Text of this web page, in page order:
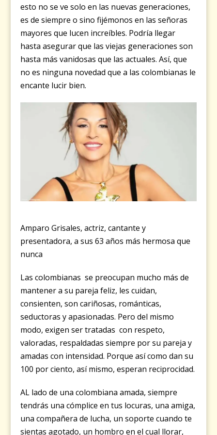
esto no se ve solo en las nuevas generaciones,
es de siempre o sino fijémonos en las señoras
mayores que lucen increíbles. Podría llegar
hasta asegurar que las viejas generaciones son
hasta más vanidosas que las actuales. Así, que
no es ninguna novedad que a las colombianas le
encante lucir bien.
Amparo Grisales, actriz, cantante y
presentadora, a sus 63 años más hermosa que
nunca
Las colombianas se preocupan mucho más de
mantener a su pareja feliz, les cuidan,
consienten, son cariñosas, románticas,
seductoras y apasionadas. Pero del mismo
modo, exigen ser tratadas con respeto,
valoradas, respaldadas siempre por su pareja y
amadas con intensidad. Porque así como dan su
100 por ciento, así mismo, esperan reciprocidad.
AL lado de una colombiana amada, siempre
tendrás una cómplice en tus locuras, una amiga,
una compañera de lucha, un soporte cuando te
sientas agotado, un hombro en el cual llorar,